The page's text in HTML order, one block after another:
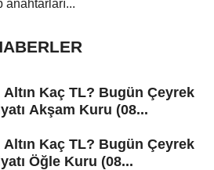
anahtarları...
Altın Kaç TL? Bugün Çeyrek
Akşam Kuru (08...
Altın Kaç TL? Bugün Çeyrek
Öğle Kuru (08...